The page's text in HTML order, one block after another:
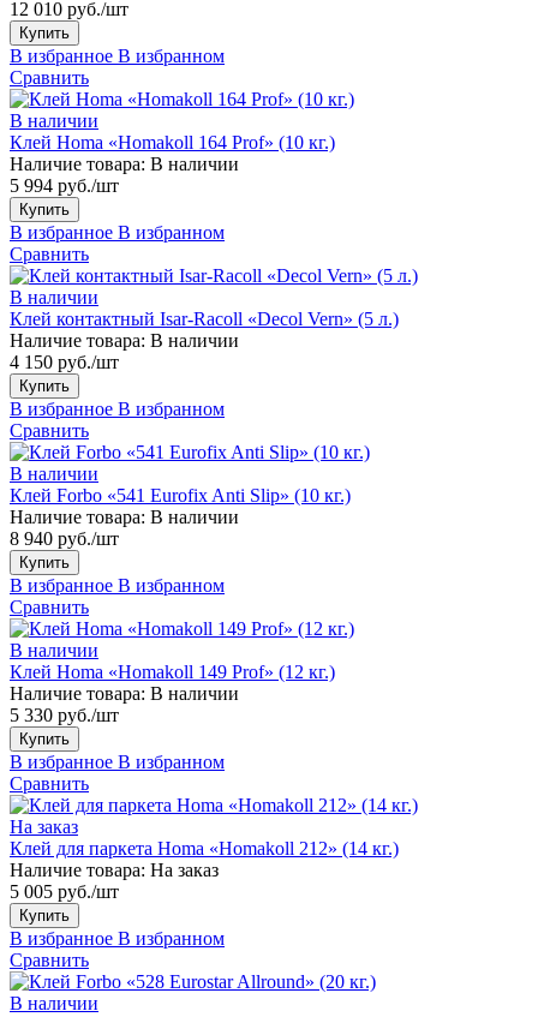
12 010 руб./шт
Купить
В избранное В избранном
Сравнить
В наличии
Клей Homa «Homakoll 164 Prof» (10 кг.)
Наличие товара: В наличии
5 994 руб./шт
Купить
В избранное В избранном
Сравнить
В наличии
Клей контактный Isar-Racoll «Decol Vern» (5 л.)
Наличие товара: В наличии
4 150 руб./шт
Купить
В избранное В избранном
Сравнить
В наличии
Клей Forbo «541 Eurofix Anti Slip» (10 кг.)
Наличие товара: В наличии
8 940 руб./шт
Купить
В избранное В избранном
Сравнить
В наличии
Клей Homa «Homakoll 149 Prof» (12 кг.)
Наличие товара: В наличии
5 330 руб./шт
Купить
В избранное В избранном
Сравнить
На заказ
Клей для паркета Homa «Homakoll 212» (14 кг.)
Наличие товара: На заказ
5 005 руб./шт
Купить
В избранное В избранном
Сравнить
В наличии